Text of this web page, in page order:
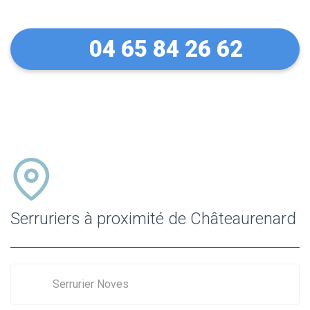
04 65 84 26 62
Serruriers à proximité de Châteaurenard
Serrurier Noves